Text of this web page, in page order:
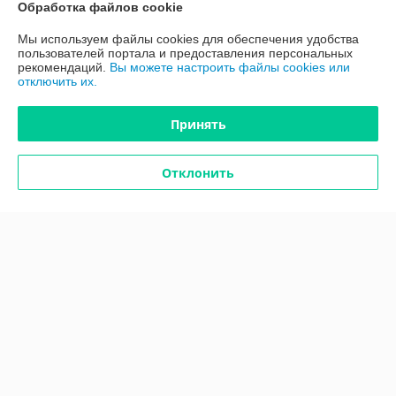
Контакты
Доставка и оплата
Политика обработки cookies
Обработка файлов cookie
Мы используем файлы cookies для обеспечения удобства
пользователей портала и предоставления персональных
рекомендаций. Вы можете настроить файлы cookies или
отключить их.
Принять
Отклонить